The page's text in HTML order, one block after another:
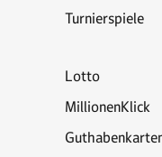
Turnierspiele
Lotto
MillionenKlick